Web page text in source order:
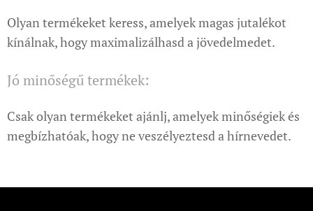
Olyan termékeket keress, amelyek magas jutalékot
kínálnak, hogy maximalizálhasd a jövedelmedet.
Jó minőségű termékek:
Csak olyan termékeket ajánlj, amelyek minőségiek és
megbízhatóak, hogy ne veszélyeztesd a hírnevedet.